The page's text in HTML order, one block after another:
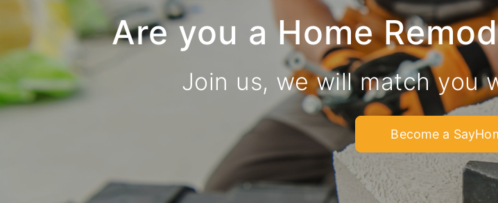
Are you a Home
Join us, we will match you
Become a